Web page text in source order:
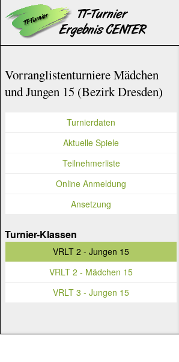
Vorranglistenturniere Mädchen
und Jungen 15 (Bezirk Dresden)
Turnierdaten
Aktuelle Spiele
Teilnehmerliste
Online Anmeldung
Ansetzung
Turnier-Klassen
VRLT 2 - Jungen 15
VRLT 2 - Mädchen 15
VRLT 3 - Jungen 15